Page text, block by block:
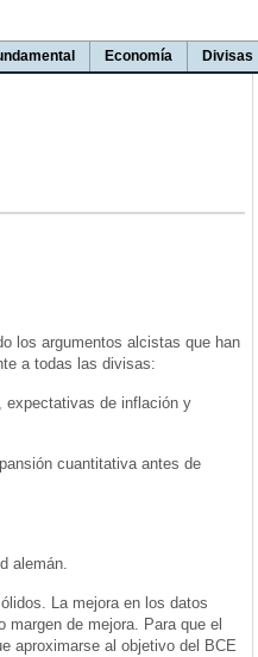
Economía Divisas
los argumentos alcistas que han
a todas las divisas:
de inflación y
cuantitativa antes de
La mejora en los datos
de mejora. Para que el
aproximarse al objetivo del BCE